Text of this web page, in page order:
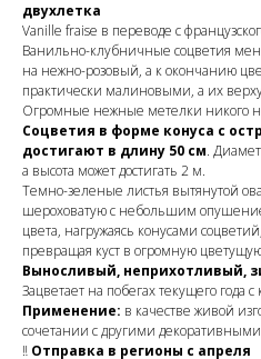
двухлетка
Vanille fraise в переводе с
Ванильно-клубничные соцветия
на нежно-розовый, а к окончанию
практически малиновыми, а их
Огромные нежные метелки никого
Соцветия в форме конуса с
достигают в длину 50 см.
а высота может достигать 2 м.
Темно-зеленые листья вытянутой
шероховатую с небольшим
цвета, нагружаясь конусами
превращая куст в огромную
Выносливый, неприхотливый,
Зацветает на побегах текущего года
Применение: в качестве живой
сочетании с другими
‼️ Отправка в регионы с апреля